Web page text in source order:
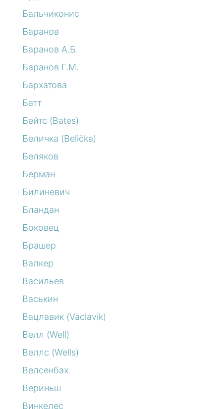
Бальчиконис
Баранов
Баранов А.Б.
Баранов Г.М.
Бархатова
Батт
Бейтс (Bates)
Беличка (Belička)
Беляков
Берман
Билиневич
Бландан
Боковец
Брашер
Валкер
Васильев
Васькин
Вацлавик (Vaclavik)
Велл (Well)
Веллс (Wells)
Велсенбах
Вериньш
Винкелес